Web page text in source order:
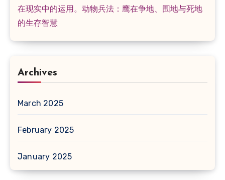
在现实中的运用。动物兵法：鹰在争地、围地与死地
的生存智慧
Archives
March 2025
February 2025
January 2025